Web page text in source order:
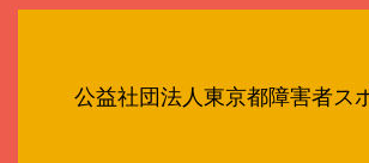
公益社団法人東京都障害者ス